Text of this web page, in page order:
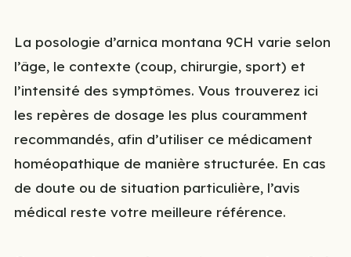
La posologie d’arnica montana 9CH varie selon
l’âge, le contexte (coup, chirurgie, sport) et
l’intensité des symptômes. Vous trouverez ici
les repères de dosage les plus couramment
recommandés, afin d’utiliser ce médicament
homéopathique de manière structurée. En cas
de doute ou de situation particulière, l’avis
médical reste votre meilleure référence.